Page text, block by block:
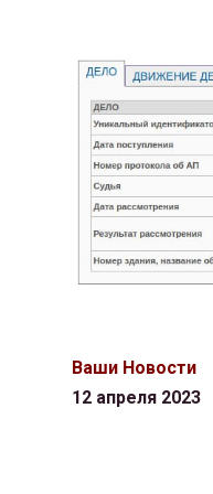
Ваши Новости
12 апреля 2023